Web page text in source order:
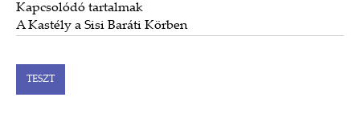
Kapcsolódó tartalmak
A Kastély a Sisi Baráti Körben
TESZT